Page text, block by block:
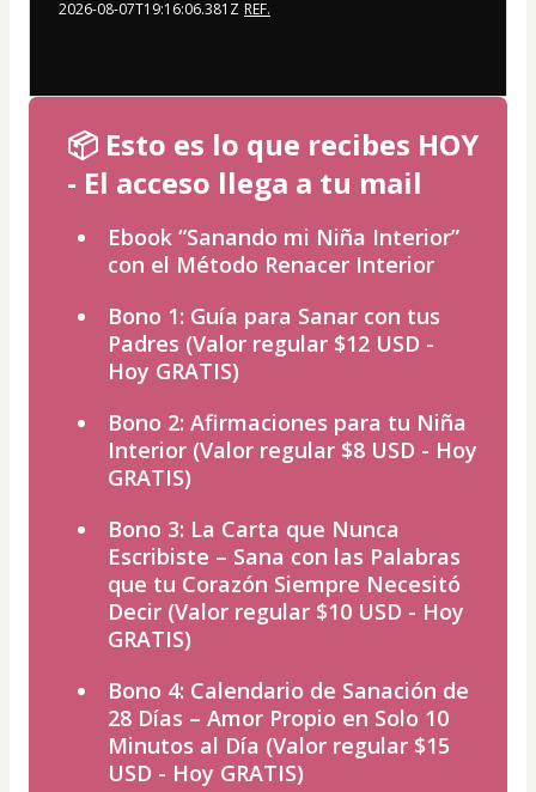
2026-08-07T19:16:06.381Z REF.
📦 Esto es lo que recibes HOY
- El acceso llega a tu mail
Ebook “Sanando mi Niña Interior”
con el Método Renacer Interior
Bono 1: Guía para Sanar con tus
Padres (Valor regular $12 USD -
Hoy GRATIS)
Bono 2: Afirmaciones para tu Niña
Interior (Valor regular $8 USD - Hoy
GRATIS)
Bono 3: La Carta que Nunca
Escribiste – Sana con las Palabras
que tu Corazón Siempre Necesitó
Decir (Valor regular $10 USD - Hoy
GRATIS)
Bono 4: Calendario de Sanación de
28 Días – Amor Propio en Solo 10
Minutos al Día (Valor regular $15
USD - Hoy GRATIS)